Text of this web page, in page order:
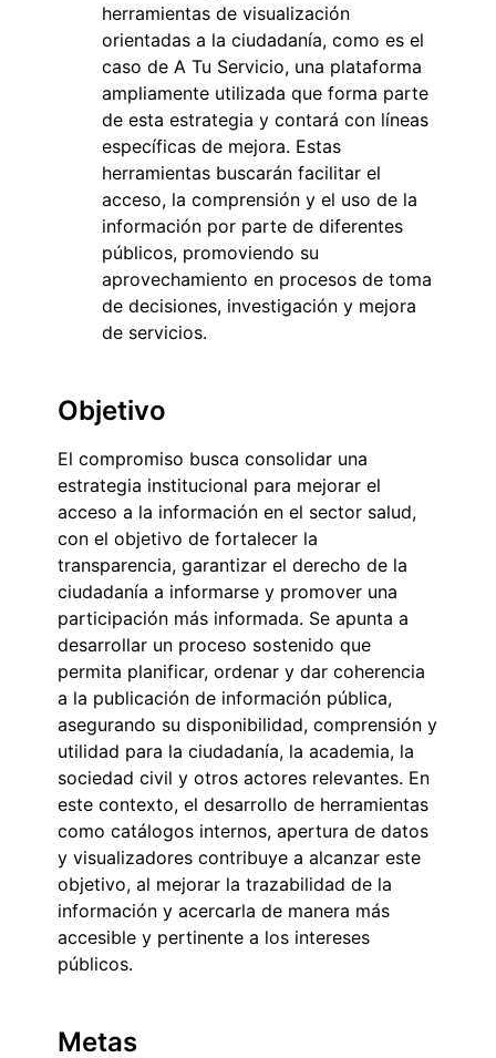
herramientas de visualización
orientadas a la ciudadanía, como es el
caso de A Tu Servicio, una plataforma
ampliamente utilizada que forma parte
de esta estrategia y contará con líneas
específicas de mejora. Estas
herramientas buscarán facilitar el
acceso, la comprensión y el uso de la
información por parte de diferentes
públicos, promoviendo su
aprovechamiento en procesos de toma
de decisiones, investigación y mejora
de servicios.
Objetivo
El compromiso busca consolidar una
estrategia institucional para mejorar el
acceso a la información en el sector salud,
con el objetivo de fortalecer la
transparencia, garantizar el derecho de la
ciudadanía a informarse y promover una
participación más informada. Se apunta a
desarrollar un proceso sostenido que
permita planificar, ordenar y dar coherencia
a la publicación de información pública,
asegurando su disponibilidad, comprensión y
utilidad para la ciudadanía, la academia, la
sociedad civil y otros actores relevantes. En
este contexto, el desarrollo de herramientas
como catálogos internos, apertura de datos
y visualizadores contribuye a alcanzar este
objetivo, al mejorar la trazabilidad de la
información y acercarla de manera más
accesible y pertinente a los intereses
públicos.
Metas